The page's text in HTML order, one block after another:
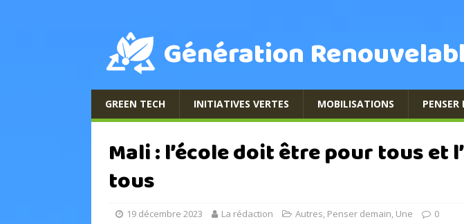
Génération
GREEN TECH INITIATIVES VERTES MOBILISATIONS
Mali : l’école doit être pour tous et
tous
19 décembre 2023 La rédaction Autres, Penser demain, Une 0